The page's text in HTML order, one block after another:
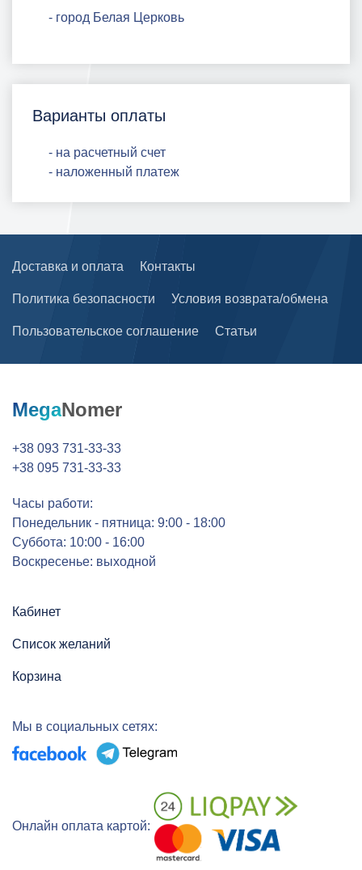
- город Белая Церковь
Варианты оплаты
- на расчетный счет
- наложенный платеж
Доставка и оплата Контакты
Политика безопасности Условия возврата/обмена
Пользовательское соглашение Статьи
MegaNomer
+38 093 731-33-33
+38 095 731-33-33
Часы работи:
Понедельник - пятница: 9:00 - 18:00
Суббота: 10:00 - 16:00
Воскресенье: выходной
Кабинет
Список желаний
Корзина
Мы в социальных сетях:
Онлайн оплата картой: